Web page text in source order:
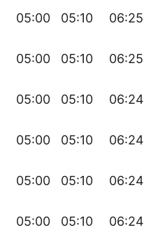
05:00 05:10 06:25
05:00 05:10 06:25
05:00 05:10 06:24
05:00 05:10 06:24
05:00 05:10 06:24
05:00 05:10 06:24